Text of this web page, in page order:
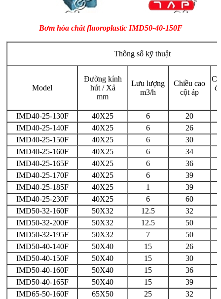
Bơm hóa chất fluoroplastic IMD50-40-150F
Thông số kỹ thuật
Model
Đường kính
hút / Xả
mm
Lưu lượng
m3/h
Chiều cao
cột áp
IMD40-25-130F 40X25 6
20
IMD40-25-140F
40X25 6
26
IMD40-25-150F
40X25 6
30
IMD40-25-160F
40X25 6
34
IMD40-25-165F
40X25 6
36
IMD40-25-170F
40X25 6
39
IMD40-25-185F
40X25 1
39
IMD40-25-230F
40X25 6
60
IMD50-32-160F
50X32 12.5
32
IMD50-32-200F
50X32 12.5
50
IMD50-32-195F
50X32 7
50
IMD50-40-140F
50X40 15
26
IMD50-40-150F
50X40 15
30
IMD50-40-160F
50X40 15
36
IMD50-40-165F
50X40 15
39
IMD65-50-160F
65X50 25 32